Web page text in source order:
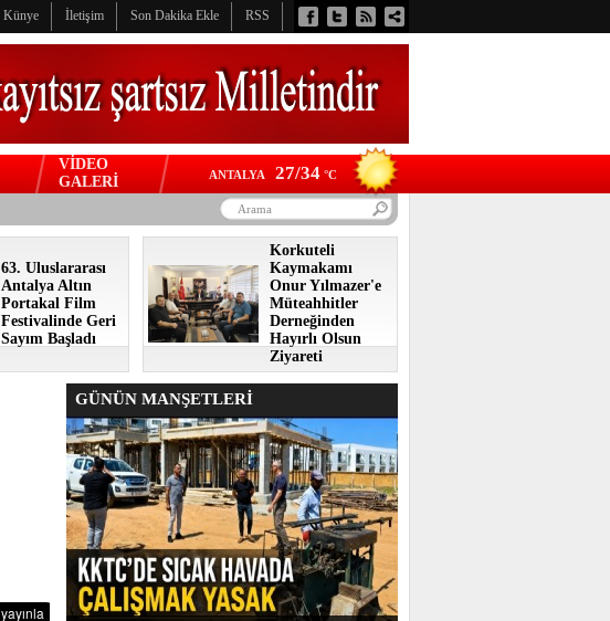
Künye İletişim Son Dakika Ekle RSS
VİDEO
GALERİ
ANTALYA 27/34 °C
63. Uluslararası
Antalya Altın
Portakal Film
Festivalinde Geri
Sayım Başladı
Korkuteli
Kaymakamı
Onur Yılmazer'e
Müteahhitler
Derneğinden
Hayırlı Olsun
Ziyareti
GÜNÜN MANŞETLERİ